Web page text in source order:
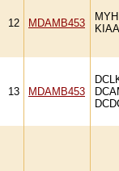
12 MDAMB453
13 MDAMB453